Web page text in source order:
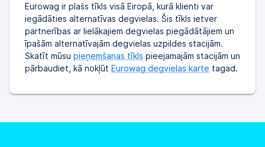
Eurowag ir plašs tīkls visā Eiropā, kurā klienti var
iegādāties alternatīvas degvielas. Šis tīkls ietver
partnerības ar lielākajiem degvielas piegādātājiem un
īpašām alternatīvajām degvielas uzpildes stacijām.
Skatīt mūsu pieņemšanas tīkls pieejamajām stacijām un
pārbaudiet, kā nokļūt Eurowag degvielas karte tagad.